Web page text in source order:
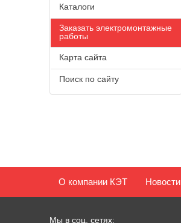
Каталоги
Заказать электромонтажные
работы
Карта сайта
Поиск по сайту
О компании КЭТ Новости
Мы в соц. сетях: